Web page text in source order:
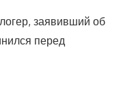
заявивший об
перед